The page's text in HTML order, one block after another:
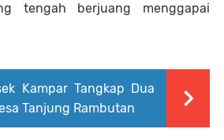
tengah berjuang menggapai
Kampar Tangkap Dua
Tanjung Rambutan